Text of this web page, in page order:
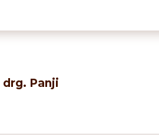
drg. Panji